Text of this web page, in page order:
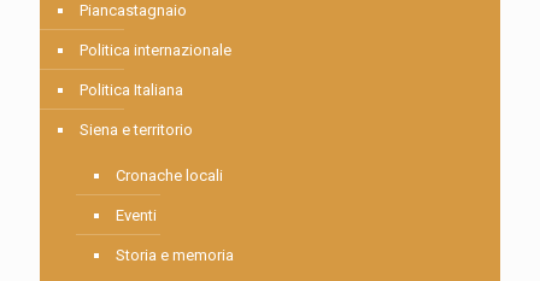
Piancastagnaio
Politica internazionale
Politica Italiana
Siena e territorio
Cronache locali
Eventi
Storia e memoria